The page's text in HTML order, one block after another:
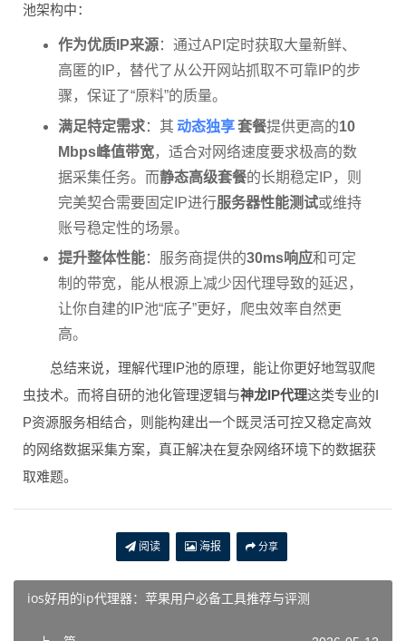
池架构中：
作为优质IP来源：通过API定时获取大量新鲜、
高匿的IP，替代了从公开网站抓取不可靠IP的步
骤，保证了“原料”的质量。
满足特定需求：其 动态独享套餐提供更高的10
Mbps峰值带宽，适合对网络速度要求极高的数
据采集任务。而静态高级套餐的长期稳定IP，则
完美契合需要固定IP进行服务器性能测试或维持
账号稳定性的场景。
提升整体性能：服务商提供的30ms响应和可定
制的带宽，能从根源上减少因代理导致的延迟，
让你自建的IP池“底子”更好，爬虫效率自然更
高。
总结来说，理解代理IP池的原理，能让你更好地驾驭爬
虫技术。而将自研的池化管理逻辑与神龙IP代理这类专业的I
P资源服务相结合，则能构建出一个既灵活可控又稳定高效
的网络数据采集方案，真正解决在复杂网络环境下的数据获
取难题。
阅读 海报 分享
ios好用的ip代理器：苹果用户必备工具推荐与评测